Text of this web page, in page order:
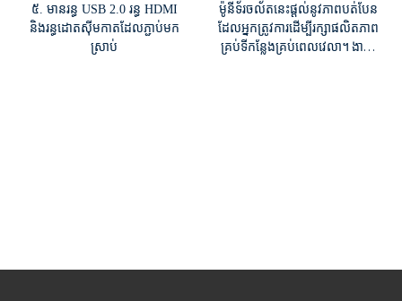
៥. មានរន្ធ USB 2.0 រន្ធ HDMI
និងរន្ធដោតស៊ីមកាតដែលភ្ជាប់មក
ស្រាប់
ម៉ូនីទ័រចល័តនេះផ្តល់នូវភាពបត់បែន
ដែលអ្នកត្រូវការដើម្បីរក្សាផលិតភាព
គ្រប់ទីកន្លែងគ្រប់ពេលវេលា។ ងាយ